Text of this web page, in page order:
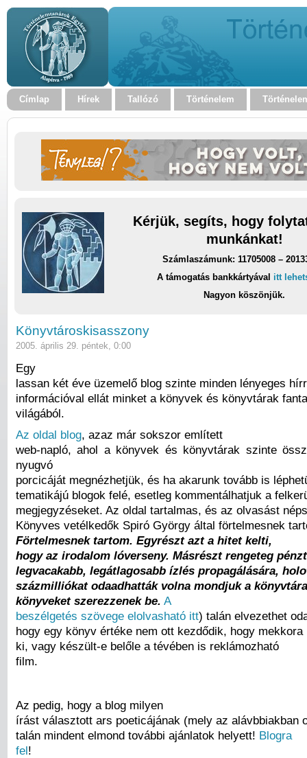
Címlap Hírek Tallózó Történelem
Kérjük, segíts, hogy
munkánkat!
Számlaszámunk: 11705008 –
A támogatás bankkártyával itt
Nagyon köszönjük.
Könyvtároskisasszony
2005. április 29. péntek, 0:00
Egy
lassan két éve üzemelő blog szinte minden lényeges
információval ellát minket a könyvek és könyvtárak
világából.
Az oldal blog, azaz már sokszor említett
web-napló, ahol a könyvek és könyvtárak szinte
nyugvó
porcicáját megnézhetjük, és ha akarunk tovább is
tematikájú blogok felé, esetleg kommentálhatjuk a
megjegyzéseket. Az oldal tartalmas, és az olvasást
Könyves vetélkedők Spiró György által förtelmesnek
Förtelmesnek tartom. Egyrészt azt a hitet kelti,
hogy az irodalom lóverseny. Másrészt rengeteg
legvacakabb, legátlagosabb ízlés propagálására,
százmilliókat odaadhatták volna mondjuk a
könyveket szerezzenek be. A
beszélgetés szövege elolvasható itt) talán elvezethet
hogy egy könyv értéke nem ott kezdődik, hogy
ki, vagy készült-e belőle a tévében is reklámozható
film.
Az pedig, hogy a blog milyen
írást választott ars poeticájának (mely az alávbbiakban
talán mindent elmond további ajánlatok helyett! Blogra
fel!